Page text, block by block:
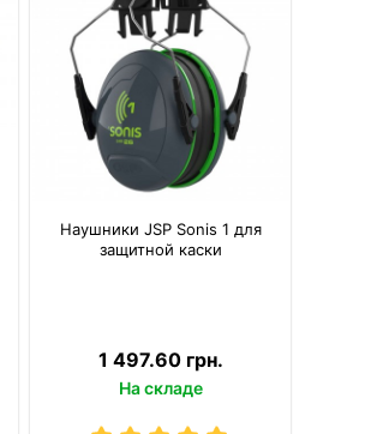
Наушники JSP Sonis 1 для
защитной каски
1 497.60 грн.
На складе